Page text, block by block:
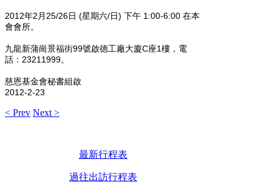
2012年2月25/26日 (星期六/日) 下午 1:00-6:00 在本
會會所。
九龍新蒲崗景福街99號啟德工廠大廈C座1樓，電
話：23211999。
慈恩基金會秘書組啟
2012-2-23
< Prev Next >
最新行程表
過往出訪行程表